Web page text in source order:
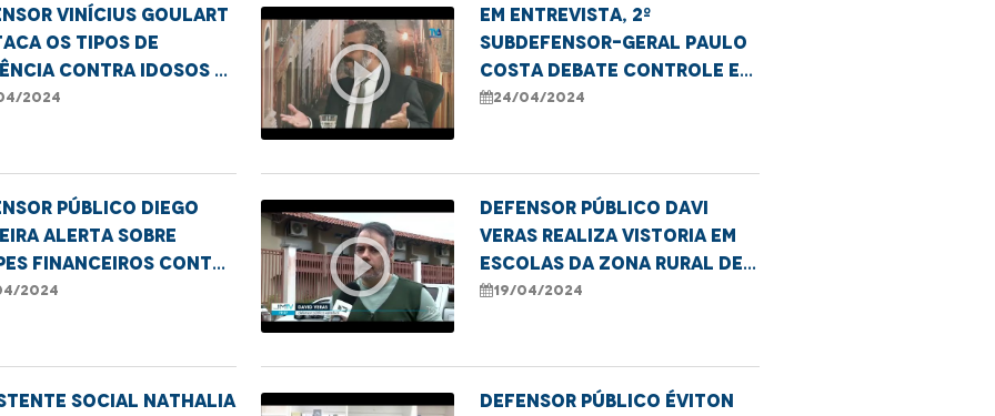
Vinícius Goulart
os tipos de
contra idosos e
protetivas
2024 play_circle_outline
Em entrevista, 2º
Subdefensor-Geral Paulo
Costa debate controle e
fiscalização do
24/04/2024
público Diego
alerta sobre
financeiros contra
2024 play_circle_outline
Defensor público Davi
Veras realiza vistoria em
escolas da Zona Rural de
São Luís
19/04/2024
social Nathalia
Defensor público Éviton